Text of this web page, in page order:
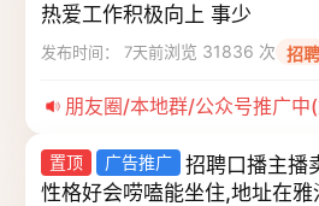
热爱工作积极向上 事少
发布时间： 7天前浏览 31836 次 招聘
朋友圈/本地群/公众号推广中
置顶 广告推广
招聘口播主播
性格好会唠嗑能坐住,地址在